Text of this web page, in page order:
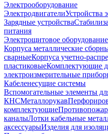
Электрооборудование
ЭлектродвигателиУстройства
Зарядные устройства
питания
Электрощитовое оборудование
Корпуса металлические
сварныеКорпуса учетно-
пластиковыеКомплектующие
электроизмерительные
Кабеленесущие системы
Вспомогательные элементы
КНСМеталлорукав
комплектующие
каналыЛотки кабельные
аксессуарыИзделия для